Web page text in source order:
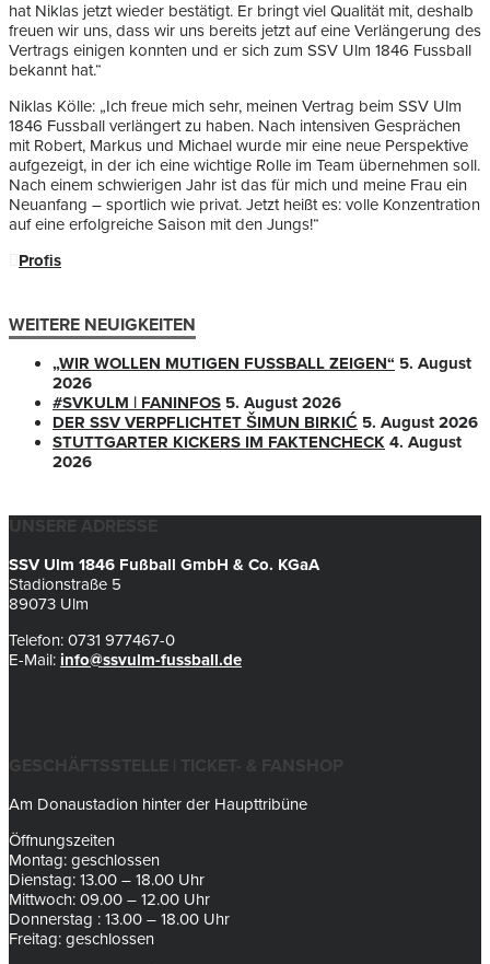
hat Niklas jetzt wieder bestätigt. Er bringt viel Qualität mit, deshalb
freuen wir uns, dass wir uns bereits jetzt auf eine Verlängerung des
Vertrags einigen konnten und er sich zum SSV Ulm 1846 Fussball
bekannt hat.“
Niklas Kölle: „Ich freue mich sehr, meinen Vertrag beim SSV Ulm
1846 Fussball verlängert zu haben. Nach intensiven Gesprächen
mit Robert, Markus und Michael wurde mir eine neue Perspektive
aufgezeigt, in der ich eine wichtige Rolle im Team übernehmen soll.
Nach einem schwierigen Jahr ist das für mich und meine Frau ein
Neuanfang – sportlich wie privat. Jetzt heißt es: volle Konzentration
auf eine erfolgreiche Saison mit den Jungs!“
Profis
WEITERE NEUIGKEITEN
„WIR WOLLEN MUTIGEN FUSSBALL ZEIGEN“
5. August
2026
#SVKULM | FANINFOS 5. August 2026
DER SSV VERPFLICHTET ŠIMUN BIRKIĆ 5. August 2026
STUTTGARTER KICKERS IM FAKTENCHECK 4. August
2026
UNSERE ADRESSE
SSV Ulm 1846 Fußball GmbH & Co. KGaA
Stadionstraße 5
89073 Ulm
Telefon: 0731 977467-0
E-Mail: info@ssvulm-fussball.de
GESCHÄFTSSTELLE | TICKET- & FANSHOP
Am Donaustadion hinter der Haupttribüne
Öffnungszeiten
Montag: geschlossen
Dienstag: 13.00 – 18.00 Uhr
Mittwoch: 09.00 – 12.00 Uhr
Donnerstag : 13.00 – 18.00 Uhr
Freitag: geschlossen